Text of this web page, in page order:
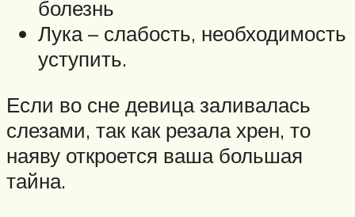
болезнь
Лука – слабость, необходимость
уступить.
Если во сне девица заливалась
слезами, так как резала хрен, то
наяву откроется ваша большая
тайна.